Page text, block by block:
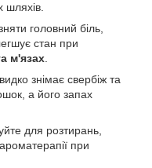
шляхів.
головний біль,
стан при
м'язах
знімає свербіж та
а його запах
для розтирань,
при